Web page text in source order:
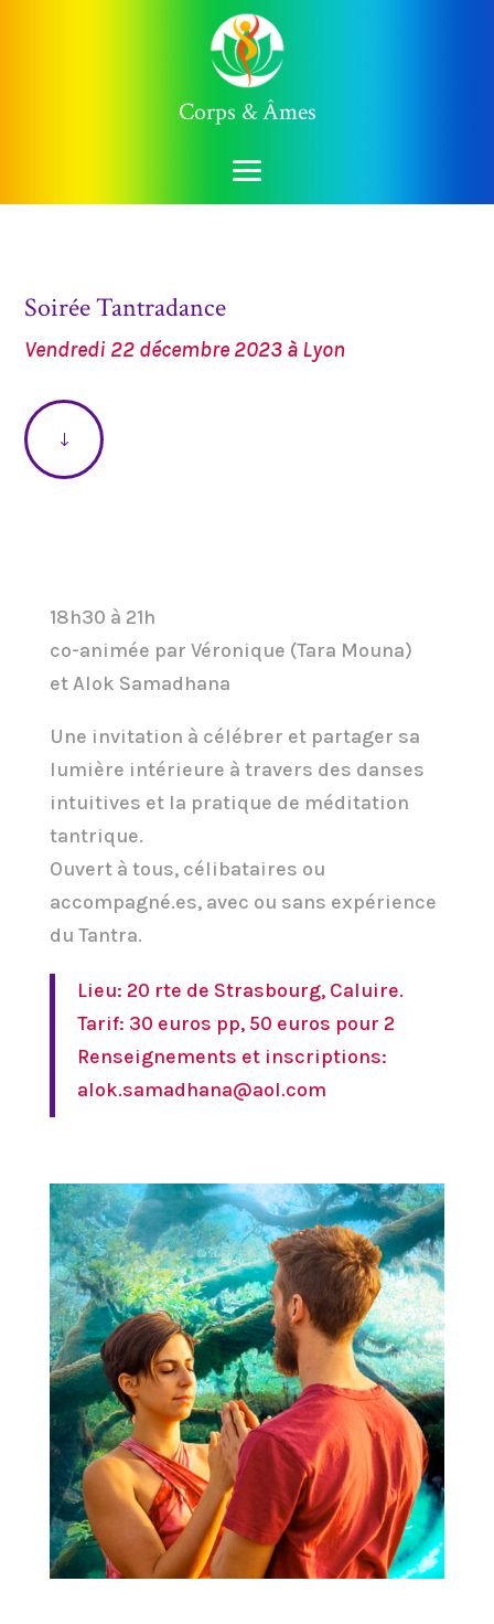
Corps & Âmes
Soirée Tantradance
Vendredi 22 décembre 2023 à Lyon
"
18h30 à 21h
co-animée par Véronique (Tara Mouna)
et Alok Samadhana
Une invitation à célébrer et partager sa
lumière intérieure à travers des danses
intuitives et la pratique de méditation
tantrique.
Ouvert à tous, célibataires ou
accompagné.es, avec ou sans expérience
du Tantra.
Lieu: 20 rte de Strasbourg, Caluire.
Tarif: 30 euros pp, 50 euros pour 2
Renseignements et inscriptions:
alok.samadhana@aol.com